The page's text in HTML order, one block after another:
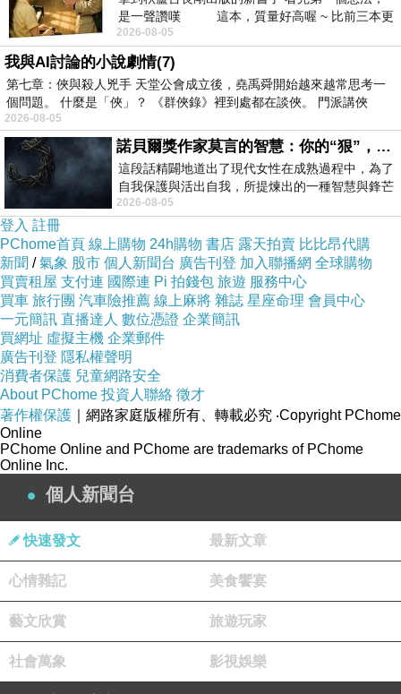
是一聲讚嘆 這本，質量好高喔 ~ 比前三本更
勝一
2026-08-05
我與AI討論的小說劇情(7)
第七章：俠與殺人兇手 天堂公會成立後，堯禹舜開始越來越常思考一
個問題。 什麼是「俠」？ 《群俠錄》裡到處都在談俠。 門派講俠
2026-08-05
諾貝爾獎作家莫言的智慧：你的“狠”，才是最好的自我保護
這段話精闢地道出了現代女性在成熟過程中，為了
自我保護與活出自我，所提煉出的一種智慧與鋒芒
的平衡。 核心解讀與看法
2026-08-05
登入 註冊
PChome首頁 線上購物 24h購物 書店 露天拍賣 比比昂代購
新聞 /氣象 股市 個人新聞台 廣告刊登 加入聯播網 全球購物
買賣租屋 支付連 國際連 Pi 拍錢包 旅遊 服務中心
買車 旅行團 汽車險推薦 線上麻將 雜誌 星座命理 會員中心
一元簡訊 直播達人 數位憑證 企業簡訊
買網址 虛擬主機 企業郵件
廣告刊登 隱私權聲明
消費者保護 兒童網路安全
About PChome 投資人聯絡 徵才
著作權保護 ｜網路家庭版權所有、轉載必究 ‧Copyright PChome
Online
PChome Online and PChome are trademarks of PChome
Online Inc.
個人新聞台
快速發文 最新文章
心情雜記 美食饗宴
藝文欣賞 旅遊玩家
社會萬象 影視娛樂